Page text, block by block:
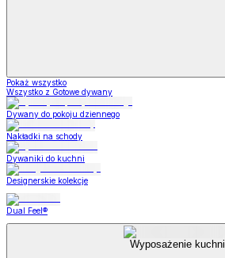
Pokaż wszystko
Wszystko z Gotowe dywany
Dywany do pokoju dziennego
Nakładki na schody
Dywaniki do kuchni
Designerskie kolekcje
Dual Feel®
Wyposażenie kuchni